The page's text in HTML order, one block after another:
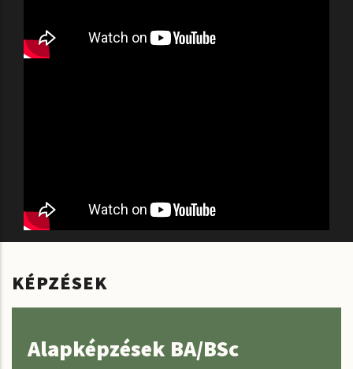
KÉPZÉSEK
Alapképzések BA/BSc